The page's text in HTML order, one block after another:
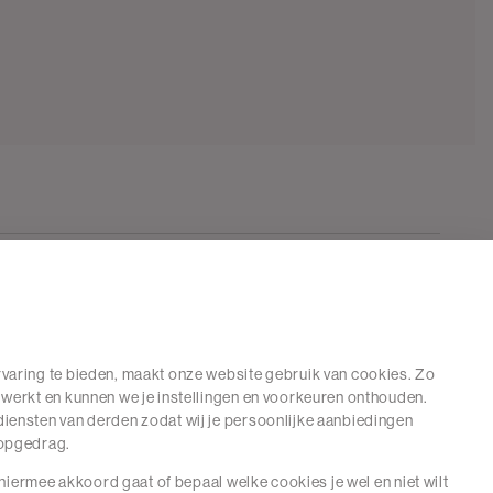
te bieden, maakt onze website gebruik van cookies. Zo
en kunnen we je instellingen en voorkeuren onthouden.
van derden zodat wij je persoonlijke aanbiedingen
akkoord gaat of bepaal welke cookies je wel en niet wilt